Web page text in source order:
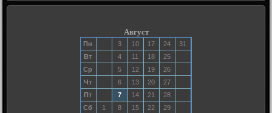
Август
Пн 3 10 17 24
31
Вт
4 11 18
25
Ср
5 12 19
26
Чт
6 13 20
27
Пт
7 14 21
28
Сб
1 8 15 22
29